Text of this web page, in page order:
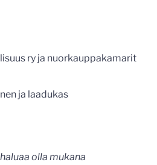
ry ja nuorkauppakamarit
ja laadukas
olla mukana